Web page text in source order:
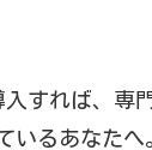
すれば、専
るあなたへ